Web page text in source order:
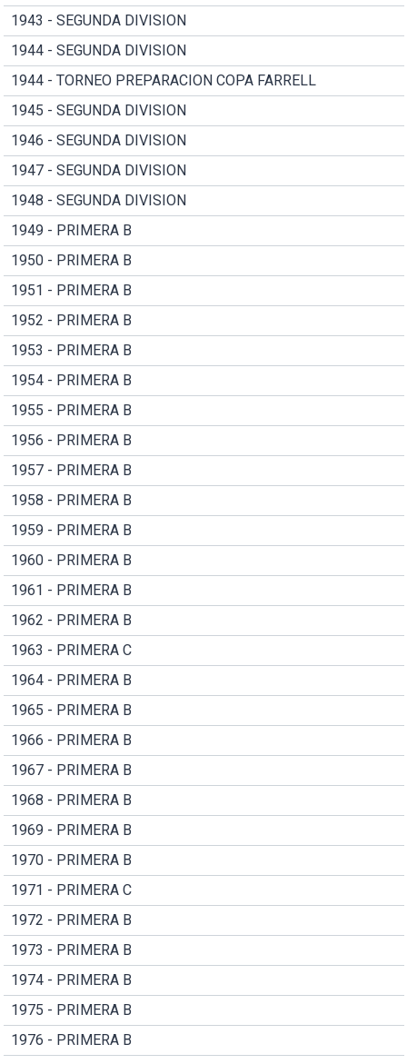
1943 - SEGUNDA DIVISION
1944 - SEGUNDA DIVISION
1944 - TORNEO PREPARACION COPA FARRELL
1945 - SEGUNDA DIVISION
1946 - SEGUNDA DIVISION
1947 - SEGUNDA DIVISION
1948 - SEGUNDA DIVISION
1949 - PRIMERA B
1950 - PRIMERA B
1951 - PRIMERA B
1952 - PRIMERA B
1953 - PRIMERA B
1954 - PRIMERA B
1955 - PRIMERA B
1956 - PRIMERA B
1957 - PRIMERA B
1958 - PRIMERA B
1959 - PRIMERA B
1960 - PRIMERA B
1961 - PRIMERA B
1962 - PRIMERA B
1963 - PRIMERA C
1964 - PRIMERA B
1965 - PRIMERA B
1966 - PRIMERA B
1967 - PRIMERA B
1968 - PRIMERA B
1969 - PRIMERA B
1970 - PRIMERA B
1971 - PRIMERA C
1972 - PRIMERA B
1973 - PRIMERA B
1974 - PRIMERA B
1975 - PRIMERA B
1976 - PRIMERA B